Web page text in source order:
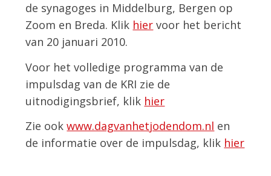
de synagoges in Middelburg, Bergen op
Zoom en Breda. Klik hier voor het bericht
van 20 januari 2010.
Voor het volledige programma van de
impulsdag van de KRI zie de
uitnodigingsbrief, klik hier
Zie ookwww.dagvanhetjodendom.nl en
de informatie over de impulsdag, klik hier